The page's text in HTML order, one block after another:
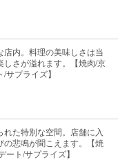
内。料理の美味しさは当
さが溢れます。【焼肉/京
サプライズ】
た特別な空間。店舗に入
の悲鳴が聞こえます。【焼
ート/サプライズ】